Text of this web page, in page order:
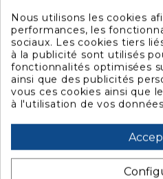
Référence : IMPFL2600
Nous utilisons les cookies
performances, les
sociaux. Les cookies tiers
à la publicité sont utilisés
fonctionnalités optimisées
ainsi que des publicités
vous ces cookies ainsi que
à l'utilisation de vos